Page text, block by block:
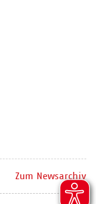
Zum Newsarchiv